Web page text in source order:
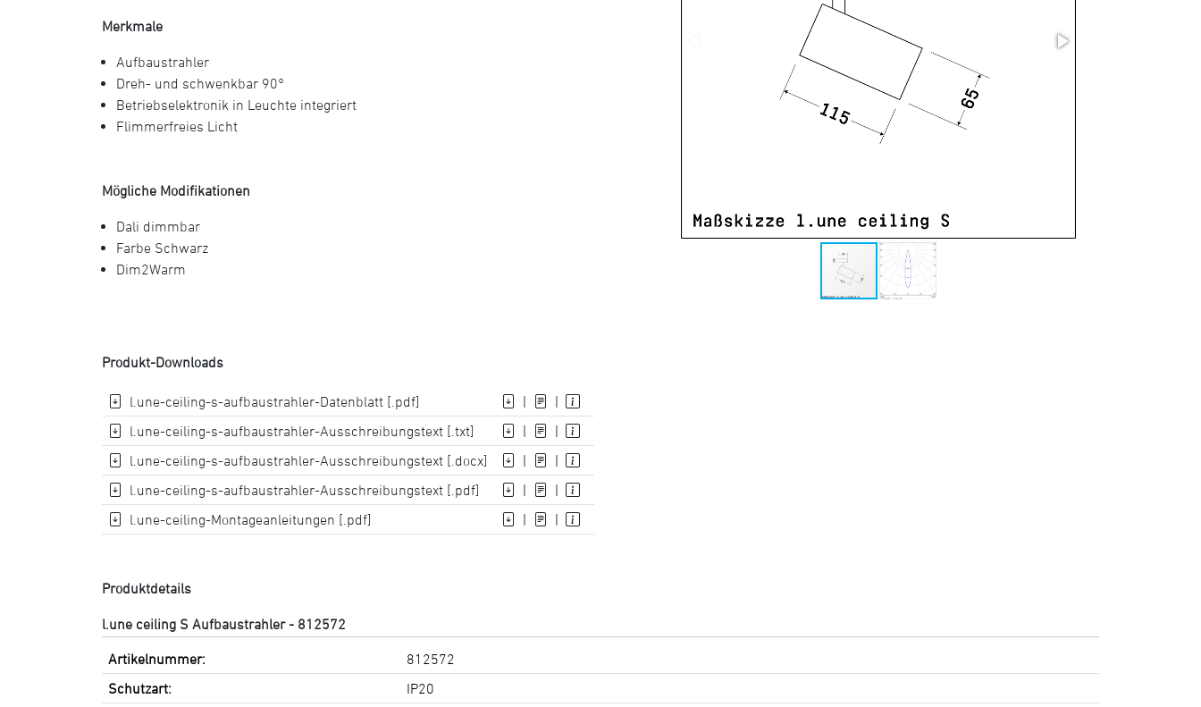
Merkmale
Aufbaustrahler
Dreh- und schwenkbar 90°
Betriebselektronik in Leuchte integriert
Flimmerfreies Licht
Mögliche Modifikationen
Dali dimmbar
Farbe Schwarz
Dim2Warm
Produkt-Downloads
l.une-ceiling-s-aufbaustrahler-Datenblatt [.pdf] |
|
l.une-ceiling-s-aufbaustrahler-Ausschreibungstext [.txt]
|
|
l.une-ceiling-s-aufbaustrahler-Ausschreibungstext [.docx]
|
|
l.une-ceiling-s-aufbaustrahler-Ausschreibungstext [.pdf]
|
|
l.une-ceiling-Montageanleitungen [.pdf]
| |
Produktdetails
l.une ceiling S Aufbaustrahler - 812572
Artikelnummer:
812572
Schutzart:
IP20